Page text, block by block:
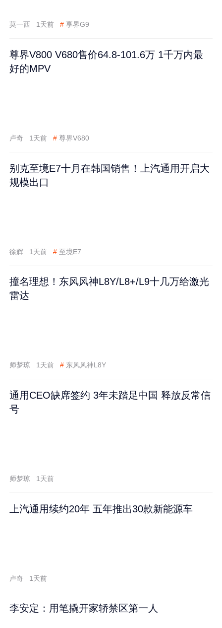
莫一西 1天前 # 享界G9
尊界V800 V680售价64.8-101.6万 1千万内最
好的MPV
卢奇 1天前 # 尊界V680
别克至境E7十月在韩国销售！上汽通用开启大
规模出口
徐辉 1天前 # 至境E7
撞名理想！东风风神L8Y/L8+/L9十几万给激光
雷达
师梦琼 1天前 # 东风风神L8Y
通用CEO缺席签约 3年未踏足中国 释放反常信
号
师梦琼 1天前
上汽通用续约20年 五年推出30款新能源车
卢奇 1天前
李安定：用笔撬开家轿禁区第一人